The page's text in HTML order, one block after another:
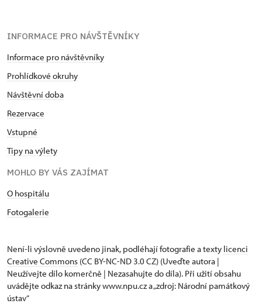
INFORMACE PRO NÁVŠTĚVNÍKY
Informace pro návštěvníky
Prohlídkové okruhy
Návštěvní doba
Rezervace
Vstupné
Tipy na výlety
MOHLO BY VÁS ZAJÍMAT
O hospitálu
Fotogalerie
Není-li výslovně uvedeno jinak, podléhají fotografie a texty licenci
Creative Commons (CC BY-NC-ND 3.0 CZ) (Uveďte autora |
Neužívejte dílo komerčně | Nezasahujte do díla). Při užití obsahu
uvádějte odkaz na stránky www.npu.cz a „zdroj: Národní památkový
ústav“